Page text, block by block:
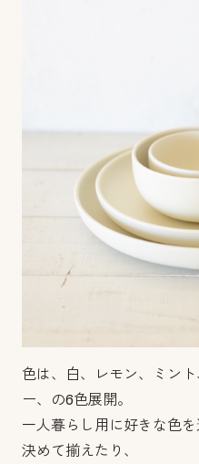
色は、白、レモン、ミン
ー、の6色展開。
一人暮らし用に好きな色
決めて揃えたり、